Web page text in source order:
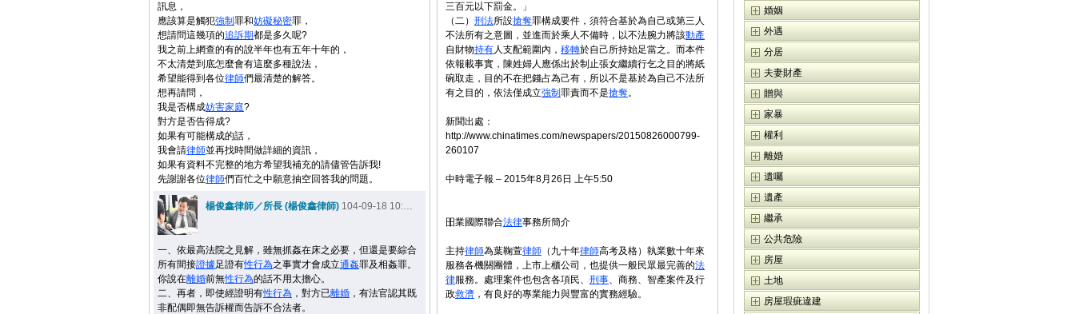
訊息，
應該算是觸犯強制 罪和妨礙秘密罪，
想請問這幾項的追訴期都是多久呢?
我之前上網查的有的說半年也有五年十年的，
不太清楚到底怎麼會有這麼多種說法，
希望能得到各位律師們最清楚的解答。
想再請問，
我是否構成妨害家庭?
對方是否告得成?
如果有可能構成的話，
我會請律師並再找時間做詳細的資訊，
如果有資料不完整的地方希望我補充的請儘管告訴我!
先謝謝各位律師們百忙之中願意抽空回答我的問題。
楊俊鑫律師／所長 (楊俊鑫律師) 104-09-18 10:53
一、依最高法院之見解，雖無抓姦在床之必要，但還是要綜合
所有間接證據足證有性行為之事實才會成立通姦罪及相姦罪。
你說在離婚前無性行為的話不用太擔心。
二、再者，即使經證明有性行為 ，對方已離婚 ，有法官認其既
非配偶即無告訴權而告訴不合法者。
三百元以下罰金。」
（二） 刑法所設搶奪罪構成要件，須符合基於為自己或第三人
不法所有之意圖，並進而於乘人不備時，以不法腕力將該動產
自財物持有人支配範圍內， 移轉於自己所持始足當之。而本件
依報載事實，陳姓婦人應係出於制止張女繼續行乞之目的將紙
碗取走，目的不在把錢占為己有，所以不是基於為自己不法所
有之目的，依法僅成立強制 罪責而不是搶奪。
新聞出處：
http://www.chinatimes.com/newspapers/20150826000799-
260107
中時電子報 – 2015年8月26日 上午5:50
昍業國際聯合法律事務所簡介
主持律師為葉鞠萱律師 （九十年律師高考及格）執業數十年來
服務各機關團體，上市上櫃公司，也提供一般民眾最完善的法
律服務。處理案件也包含各項民、 刑事、商務、智產案件及行
政救濟 ，有良好的專業能力與豐富的實務經驗。
婚姻
外遇
分居
夫妻財產
贈與
家暴
權利
離婚
遺囑
遺產
繼承
公共危險
房屋
土地
房屋瑕疵違建